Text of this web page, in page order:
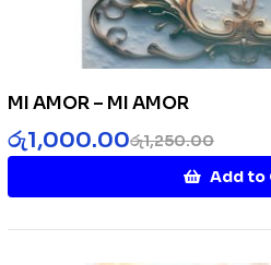
MI AMOR – MI AMOR
රු1,250.00
රු1,000.00
Add to